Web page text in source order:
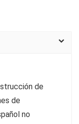
de
de
no